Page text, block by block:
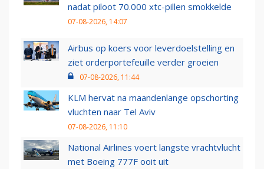
nadat piloot 70.000 xtc-pillen smokkelde
07-08-2026, 14:07
Airbus op koers voor leverdoelstelling en
ziet orderportefeuille verder groeien
07-08-2026, 11:44
KLM hervat na maandenlange opschorting
vluchten naar Tel Aviv
07-08-2026, 11:10
National Airlines voert langste vrachtvlucht
met Boeing 777F ooit uit